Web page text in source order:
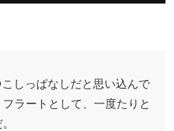
しっぱなしだと思い込んで
ラートとして、一度たりと